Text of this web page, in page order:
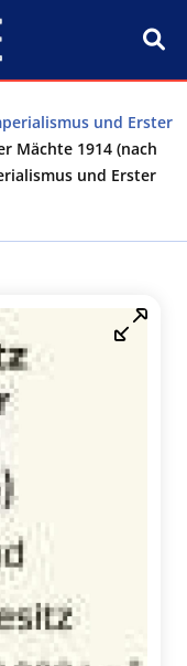
und Erster
Mächte 1914 (nach
und Erster